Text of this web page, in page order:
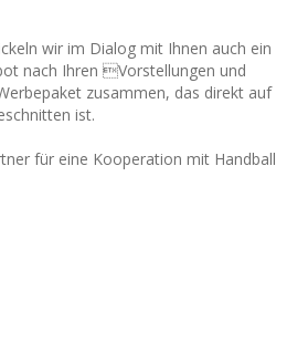
wir im Dialog mit Ihnen auch ein
nach Ihren Vorstellungen und
zusammen, das direkt auf
ist.
für eine Kooperation mit Handball